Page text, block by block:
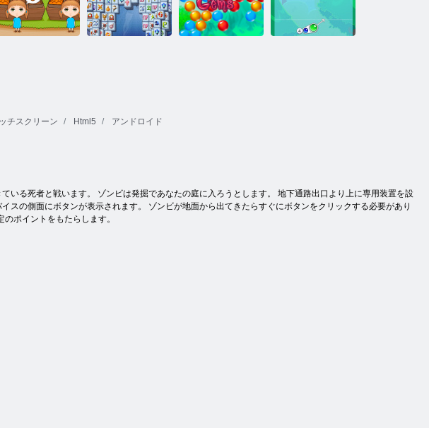
呪われた宝物2
フルーツ クラ
ッシュ
チスクリーン Html5 アンドロイド
いる死者と戦います。 ゾンビは発掘であなたの庭に入ろうとします。 地下通路出口より上に専用装置を設
スの側面にボタンが表示されます。 ゾンビが地面から出てきたらすぐにボタンをクリックする必要があり
ポイントをもたらします。